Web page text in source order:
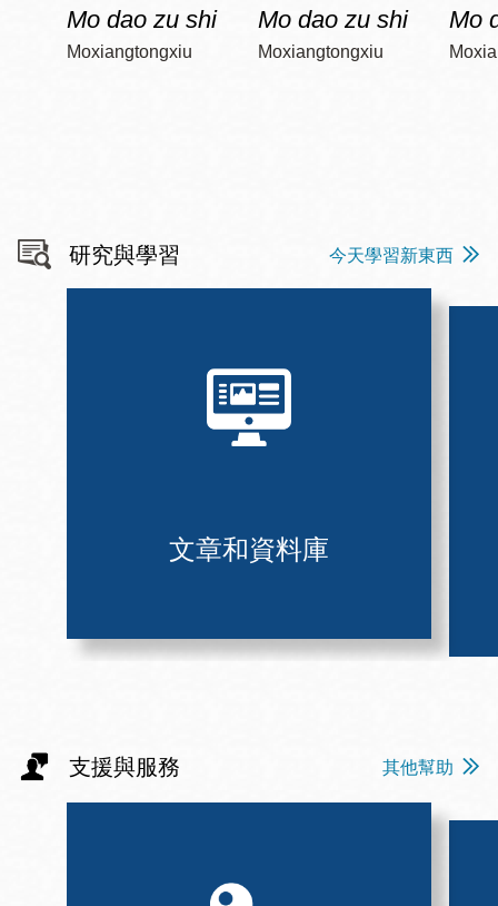
Mo dao zu shi
Moxiangtongxiu
Mo dao zu shi
Moxiangtongxiu
Mo
研究與學習 今天學習新東西
文章和資料庫
支援與服務 其他幫助